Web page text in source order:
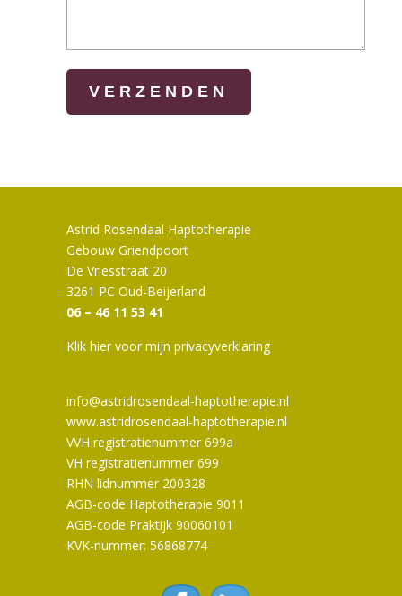
Astrid Rosendaal Haptotherapie
Gebouw Griendpoort
De Vriesstraat 20
3261 PC Oud-Beijerland
06 – 46 11 53 41
Klik hier voor mijn privacyverklaring
info@astridrosendaal-haptotherapie.nl
www.astridrosendaal-haptotherapie.nl
VVH registratienummer 699a
VH registratienummer 699
RHN lidnummer 200328
AGB-code Haptotherapie 9011
AGB-code Praktijk 90060101
KVK-nummer: 56868774